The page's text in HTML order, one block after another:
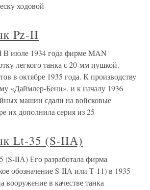
ходовой
Pz-II
В июле 1934 года фирме MAN
легкого танка с 20-мм пушкой.
в октябре 1935 года. К производству
«Даймлер-Бенц», и к началу 1936
машин сдали на войсковые
их дополнила серия из 25
Lt-35 (S-IIА)
(S-IIА) Его разработала фирма
обозначение S-IIA или Т-11) в 1935
вооружение в качестве танка